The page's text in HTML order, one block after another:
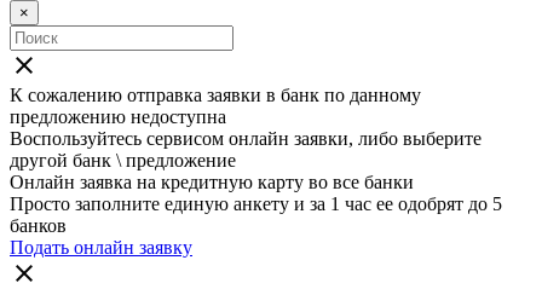
×
close
К сожалению отправка заявки в банк по данному
предложению недоступна
Воспользуйтесь сервисом онлайн заявки, либо выберите
другой банк \ предложение
Онлайн заявка на кредитную карту во все банки
Просто заполните единую анкету и за 1 час ее одобрят до 5
банков
Подать онлайн заявку
close